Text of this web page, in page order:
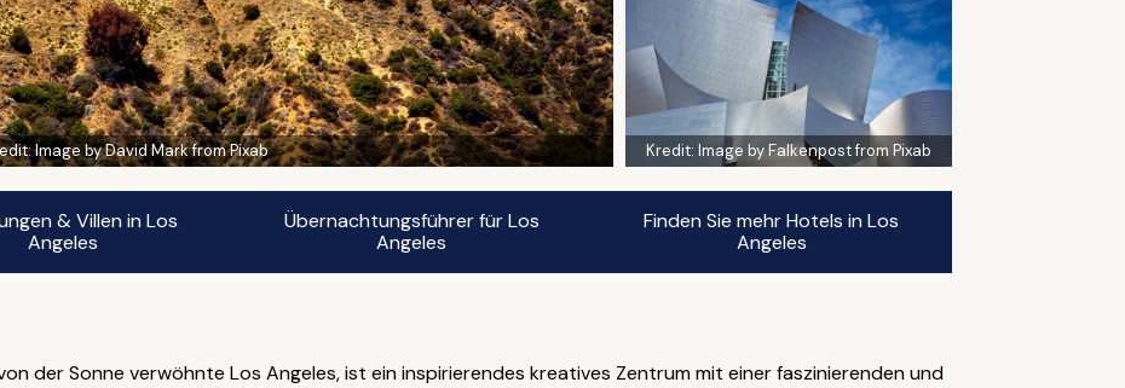
Image by David Mark from Pixab Kredit:Image by Falkenpost from Pixab
& Villen in Los
Angeles
Übernachtungsführer für Los
Angeles
Finden Sie mehr Hotels in Los
Angeles
der Sonne verwöhnte Los Angeles, ist ein inspirierendes kreatives Zentrum mit einer faszinierenden und